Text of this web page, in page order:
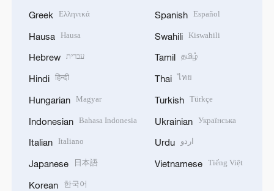
Greek Ελληνικά
Hausa Hausa
Hebrew עברית
Hindi हिन्दी
Hungarian Magyar
Indonesian Bahasa Indonesia
Italian Italiano
Japanese 日本語
Korean 한국어
Spanish Español
Swahili Kiswahili
Tamil தமிழ்
Thai ไทย
Turkish Türkçe
Ukrainian Українська
Urdu اردو
Vietnamese Tiếng Việt